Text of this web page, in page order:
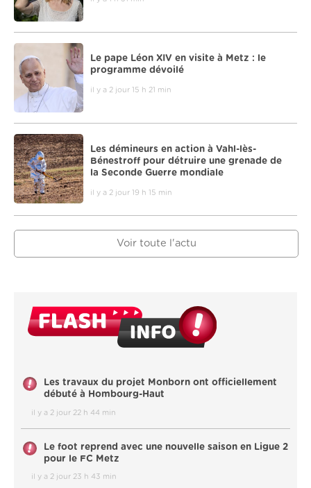
Le pape Léon XIV en visite à Metz : le
programme dévoilé
il y a 2 jour 15 h 21 min
Les démineurs en action à Vahl-lès-
Bénestroff pour détruire une grenade de
la Seconde Guerre mondiale
il y a 2 jour 19 h 15 min
Voir toute l'actu
Les travaux du projet Monborn ont officiellement
débuté à Hombourg-Haut
il y a 2 jour 22 h 44 min
Le foot reprend avec une nouvelle saison en Ligue 2
pour le FC Metz
il y a 2 jour 23 h 43 min